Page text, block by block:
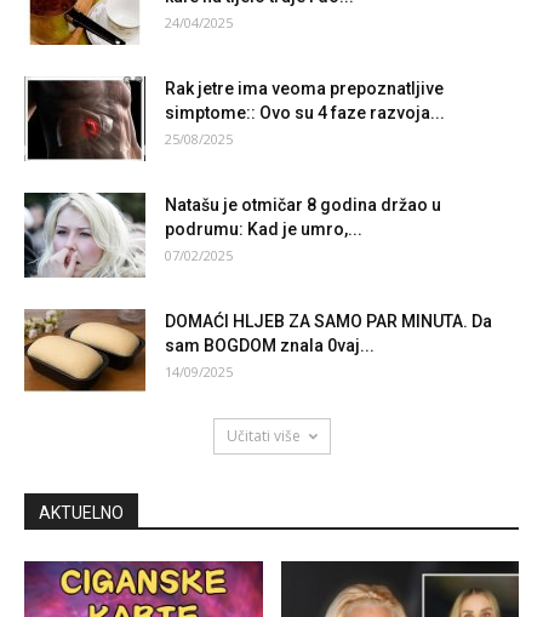
24/04/2025
Rak jetre ima veoma prepoznatljive
simptome:: Ovo su 4 faze razvoja...
25/08/2025
Natašu je otmičar 8 godina držao u
podrumu: Kad je umro,...
07/02/2025
DOMAĆI HLJEB ZA SAMO PAR MINUTA. Da
sam BOGDOM znala 0vaj...
14/09/2025
Učitati više
AKTUELNO